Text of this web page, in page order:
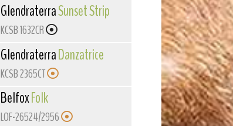
GlendraterraSunset Strip
KCSB 1632CR
GlendraterraDanzatrice
KCSB 2365CT
BelfoxFolk
LOF-26524/2956